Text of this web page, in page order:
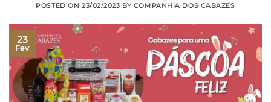
POSTED ON 23/02/2023 BY COMPANHIA DOS CABAZES
23
Fev